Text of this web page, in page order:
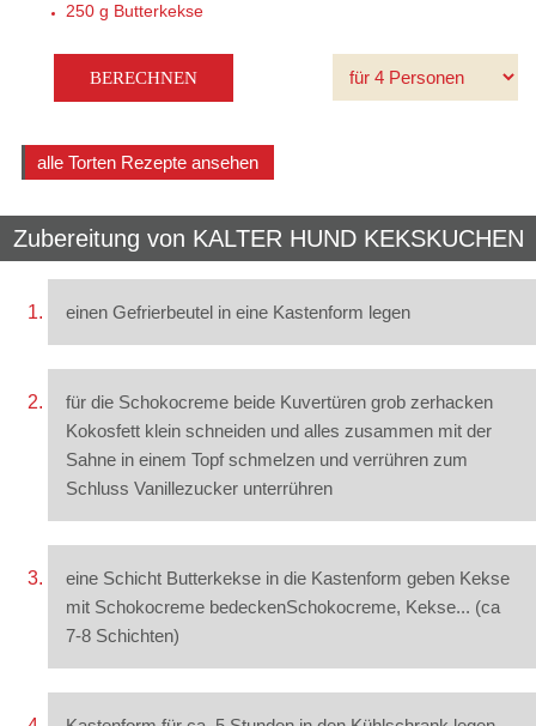
250 g Butterkekse
alle Torten Rezepte ansehen
Zubereitung von KALTER HUND KEKSKUCHEN
einen Gefrierbeutel in eine Kastenform legen
für die Schokocreme beide Kuvertüren grob zerhacken
Kokosfett klein schneiden und alles zusammen mit der
Sahne in einem Topf schmelzen und verrühren zum
Schluss Vanillezucker unterrühren
eine Schicht Butterkekse in die Kastenform geben Kekse
mit Schokocreme bedeckenSchokocreme, Kekse... (ca
7-8 Schichten)